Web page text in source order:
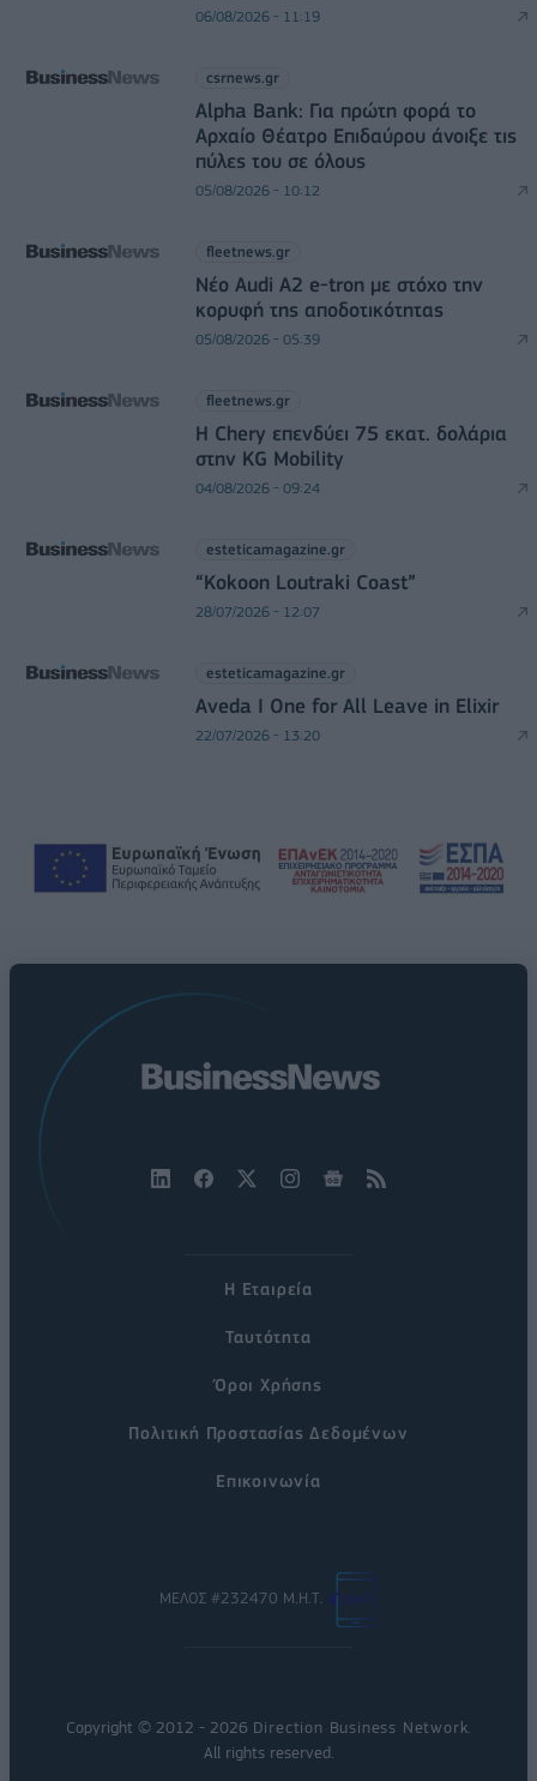
06/08/2026 - 11:19
csrnews.gr
Alpha Bank: Για πρώτη φορά το
Αρχαίο Θέατρο Επιδαύρου άνοιξε τις
πύλες του σε όλους
05/08/2026 - 10:12
fleetnews.gr
Νέο Audi A2 e-tron με στόχο την
κορυφή της αποδοτικότητας
05/08/2026 - 05:39
fleetnews.gr
Η Chery επενδύει 75 εκατ. δολάρια
στην KG Mobility
04/08/2026 - 09:24
esteticamagazine.gr
“Kokoon Loutraki Coast”
28/07/2026 - 12:07
esteticamagazine.gr
Aveda I One for All Leave in Elixir
22/07/2026 - 13:20
Η Εταιρεία
Ταυτότητα
Όροι Χρήσης
Πολιτική Προστασίας Δεδομένων
Επικοινωνία
ΜΕΛΟΣ #232470 Μ.Η.Τ.
Copyright © 2012 - 2026 Direction Business Network
All rights reserved.